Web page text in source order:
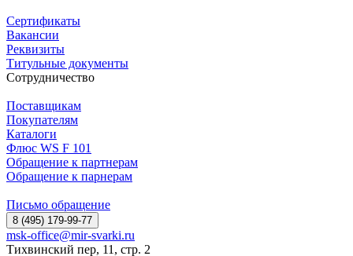
Сертификаты
Вакансии
Реквизиты
Титульные документы
Сотрудничество
Поставщикам
Покупателям
Каталоги
Флюс WS F 101
Обращение к партнерам
Обращение к парнерам
Письмо обращение
8 (495) 179-99-77
msk-office@mir-svarki.ru
Тихвинский пер, 11, стр. 2